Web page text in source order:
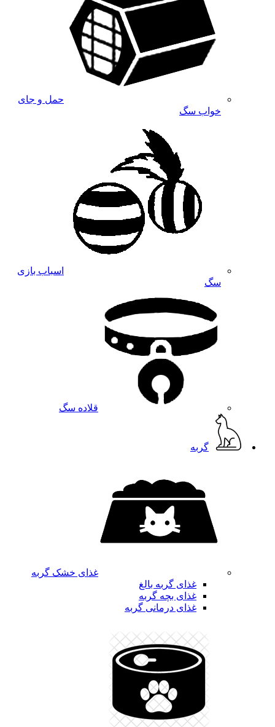
حمل و جای
خواب سگ
اسباب بازی
سگ
قلاده سگ
گربه
غذای خشک گربه
غذای گربه بالغ
غذای بچه گربه
غذای درمانی گربه